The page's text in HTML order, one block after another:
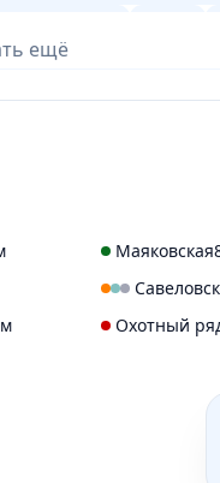
отдела
позвоночника
ещё
Маяковская
Охотный